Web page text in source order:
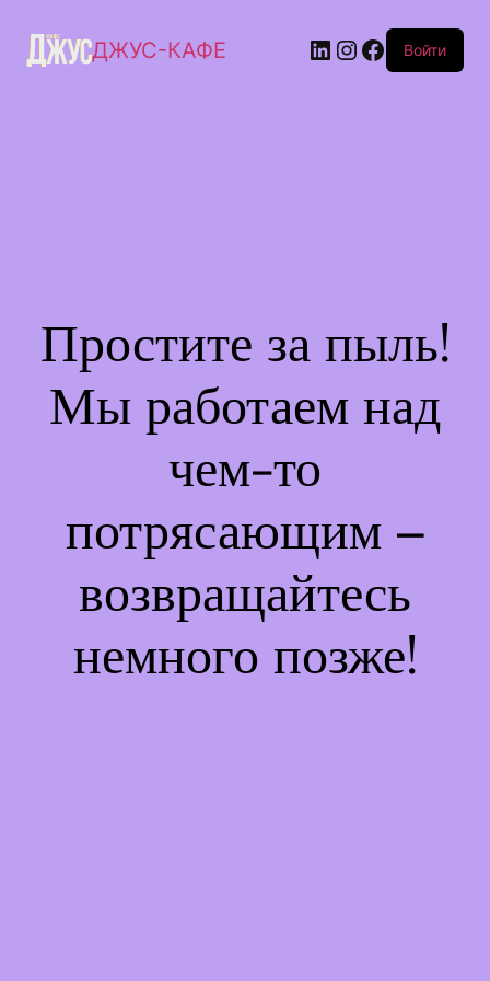
ДЖУС-КАФЕ Войти
Простите за пыль!
Мы работаем над
чем-то
потрясающим –
возвращайтесь
немного позже!